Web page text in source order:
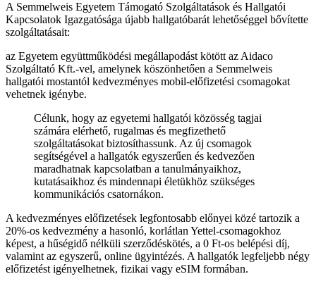
A Semmelweis Egyetem Támogató Szolgáltatások és Hallgatói
Kapcsolatok Igazgatósága újabb hallgatóbarát lehetőséggel bővítette
szolgáltatásait:
az Egyetem együttműködési megállapodást kötött az Aidaco
Szolgáltató Kft.-vel, amelynek köszönhetően a Semmelweis
hallgatói mostantól kedvezményes mobil-előfizetési csomagokat
vehetnek igénybe.
Célunk, hogy az egyetemi hallgatói közösség tagjai
számára elérhető, rugalmas és megfizethető
szolgáltatásokat biztosíthassunk. Az új csomagok
segítségével a hallgatók egyszerűen és kedvezően
maradhatnak kapcsolatban a tanulmányaikhoz,
kutatásaikhoz és mindennapi életükhöz szükséges
kommunikációs csatornákon.
A kedvezményes előfizetések legfontosabb előnyei közé tartozik a
20%-os kedvezmény a hasonló, korlátlan Yettel-csomagokhoz
képest, a hűségidő nélküli szerződéskötés, a 0 Ft-os belépési díj,
valamint az egyszerű, online ügyintézés. A hallgatók legfeljebb négy
előfizetést igényelhetnek, fizikai vagy eSIM formában.